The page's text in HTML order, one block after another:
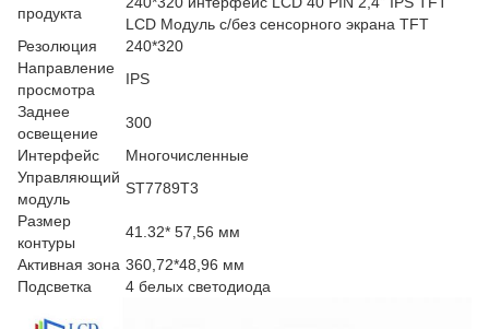
продукта
LCD Модуль с/без сенсорного экрана TFT
Резолюция
240*320
Направление
просмотра
IPS
Заднее
освещение
300
Интерфейс
Многочисленные
Управляющий
модуль
ST7789T3
Размер
контуры
41.32* 57,56 мм
Активная зона 360,72*48,96 мм
Подсветка
4 белых светодиода